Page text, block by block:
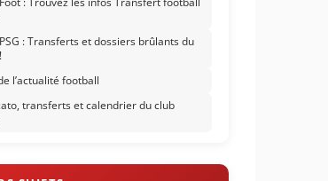
: Transferts et dossiers brûlants du
l’actualité football
transferts et calendrier du club